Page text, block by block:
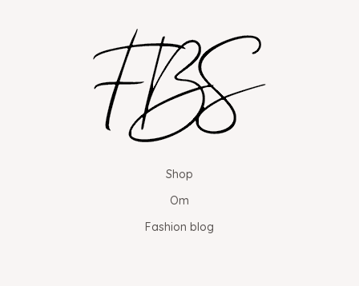
Shop
Om
Fashion blog